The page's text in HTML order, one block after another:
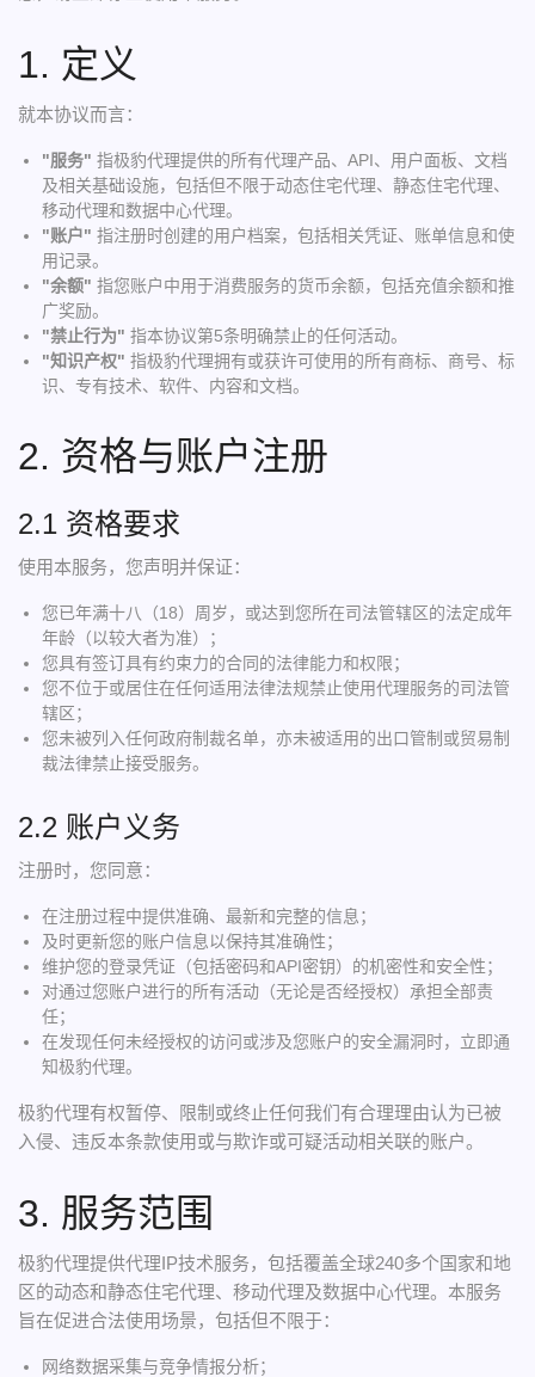
1. 定义
就本协议而言：
"服务" 指极豹代理提供的所有代理产品、API、用户面板、文档
及相关基础设施，包括但不限于动态住宅代理、静态住宅代理、
移动代理和数据中心代理。
"账户" 指注册时创建的用户档案，包括相关凭证、账单信息和使
用记录。
"余额" 指您账户中用于消费服务的货币余额，包括充值余额和推
广奖励。
"禁止行为" 指本协议第5条明确禁止的任何活动。
"知识产权" 指极豹代理拥有或获许可使用的所有商标、商号、标
识、专有技术、软件、内容和文档。
2. 资格与账户注册
2.1 资格要求
使用本服务，您声明并保证：
您已年满十八（18）周岁，或达到您所在司法管辖区的法定成年
年龄（以较大者为准）；
您具有签订具有约束力的合同的法律能力和权限；
您不位于或居住在任何适用法律法规禁止使用代理服务的司法管
辖区；
您未被列入任何政府制裁名单，亦未被适用的出口管制或贸易制
裁法律禁止接受服务。
2.2 账户义务
注册时，您同意：
在注册过程中提供准确、最新和完整的信息；
及时更新您的账户信息以保持其准确性；
维护您的登录凭证（包括密码和API密钥）的机密性和安全性；
对通过您账户进行的所有活动（无论是否经授权）承担全部责
任；
在发现任何未经授权的访问或涉及您账户的安全漏洞时，立即通
知极豹代理。
极豹代理有权暂停、限制或终止任何我们有合理理由认为已被
入侵、违反本条款使用或与欺诈或可疑活动相关联的账户。
3. 服务范围
极豹代理提供代理IP技术服务，包括覆盖全球240多个国家和地
区的动态和静态住宅代理、移动代理及数据中心代理。本服务
旨在促进合法使用场景，包括但不限于：
网络数据采集与竞争情报分析；